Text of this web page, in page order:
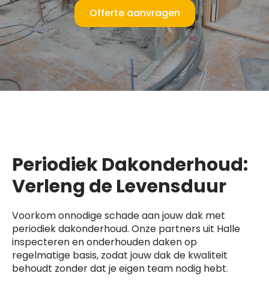
Offerte aanvragen
Periodiek Dakonderhoud:
Verleng de Levensduur
Voorkom onnodige schade aan jouw dak met
periodiek dakonderhoud. Onze partners uit Halle
inspecteren en onderhouden daken op
regelmatige basis, zodat jouw dak de kwaliteit
behoudt zonder dat je eigen team nodig hebt.